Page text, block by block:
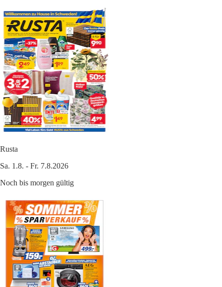
Rusta
Sa. 1.8. - Fr. 7.8.2026
Noch bis morgen gültig